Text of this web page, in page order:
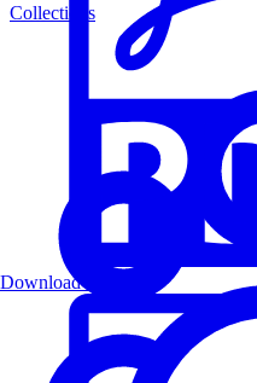
Collections
Download PDF